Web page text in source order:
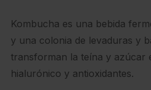
Kombucha es una bebida
y una colonia de levaduras y
transforman la teína y azúcar
hialurónico y antioxidantes.